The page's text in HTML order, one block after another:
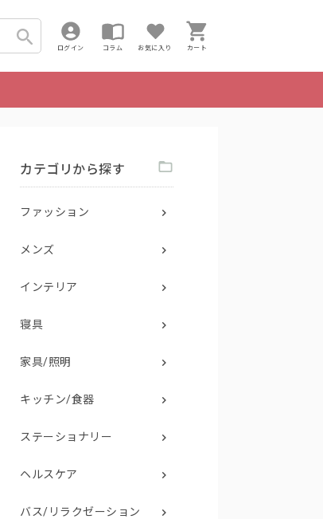
ログイン コラム お気に入り カート
カテゴリから探す
ファッション
メンズ
インテリア
寝具
家具/照明
キッチン/食器
ステーショナリー
ヘルスケア
バス/リラクゼーション